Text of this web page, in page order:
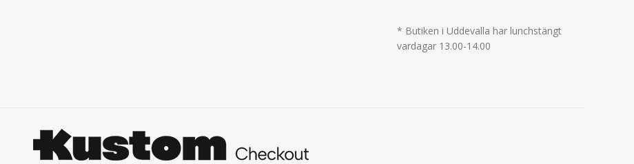
* Butiken i Uddevalla har lunchstängt
vardagar 13.00-14.00